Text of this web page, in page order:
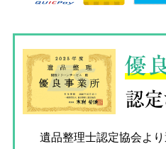
優
認定
遺品整理士認定協会よ